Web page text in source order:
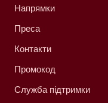
Напрямки
Преса
Контакти
Промокод
Служба підтримки